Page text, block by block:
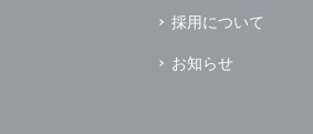
当社は，個人情報 を本人
ただし，以下に該当する場
（1） 情報提供について本
採用について
お知らせ